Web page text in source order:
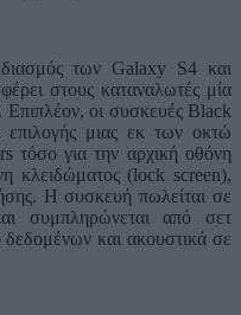
των Galaxy S4 και
στους καταναλωτές μία
Επιπλέον, οι συσκευές Black
μιας εκ των οκτώ
τόσο για την αρχική οθόνη
κλειδώματος (lock screen),
Η συσκευή πωλείται σε
συμπληρώνεται από σετ
και ακουστικά σε